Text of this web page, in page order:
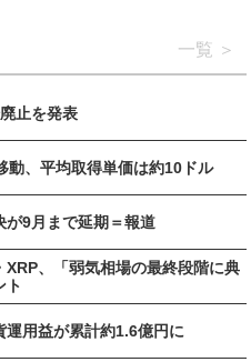
一覧
止を発表
動、平均取得単価は約10ドル
が9月まで延期＝報道
、「弱気相場の最終段階に典
ト
運用益が累計約1.6億円に